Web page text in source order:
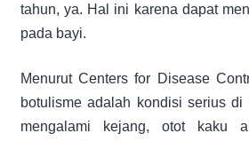
tahun, ya. Hal ini karena dapat
pada bayi.
Menurut Centers for Disease
botulisme adalah kondisi serius di
mengalami kejang, otot kaku